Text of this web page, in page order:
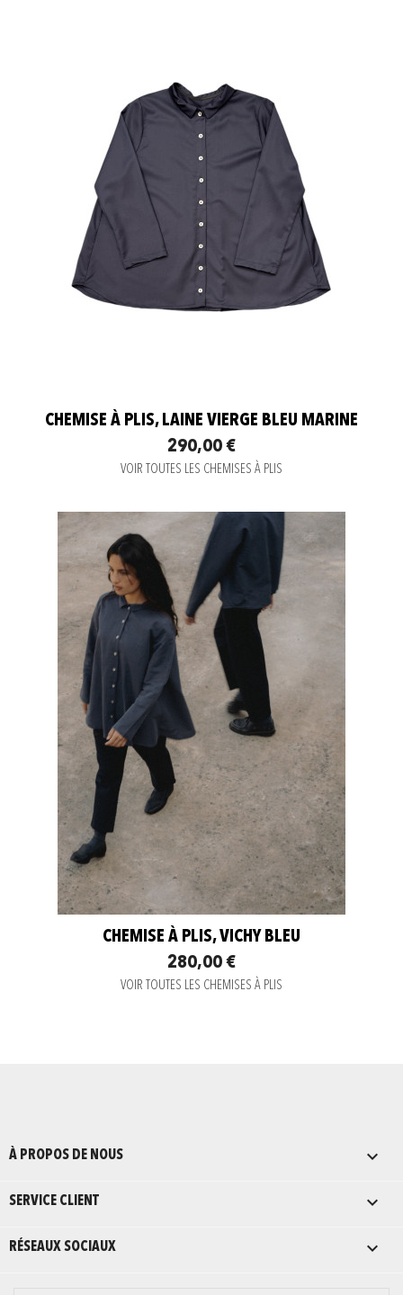
CHEMISE À PLIS, LAINE VIERGE BLEU MARINE
290,00 €
VOIR TOUTES LES CHEMISES À PLIS
CHEMISE À PLIS, VICHY BLEU
280,00 €
VOIR TOUTES LES CHEMISES À PLIS
À PROPOS DE NOUS 
SERVICE CLIENT 
RÉSEAUX SOCIAUX 